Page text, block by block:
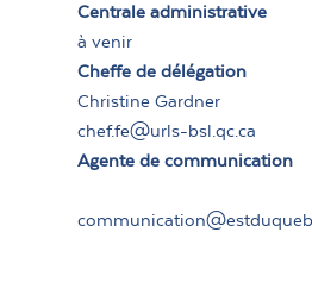
Centrale administrative
à venir
Cheffe de délégation
Christine Gardner
chef.fe@urls-bsl.qc.ca
Agente de communication